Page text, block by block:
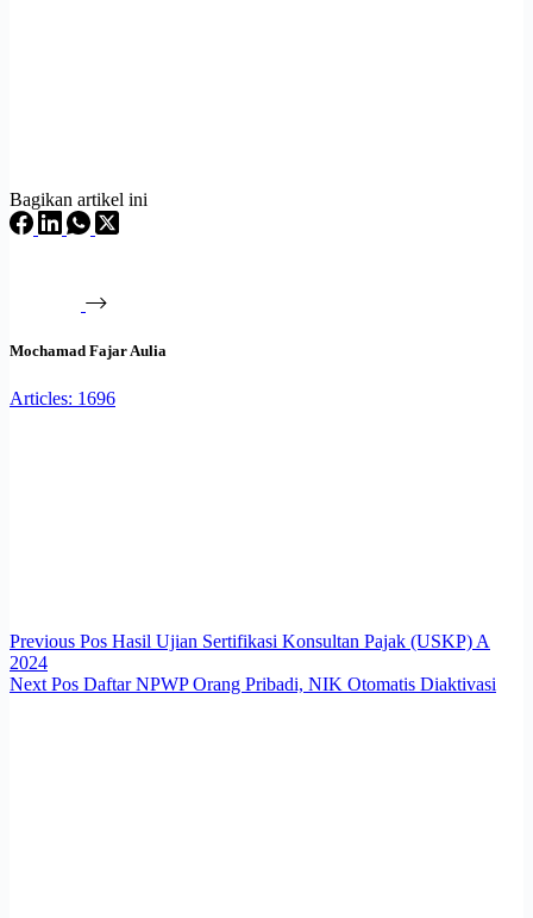
Bagikan artikel ini
Mochamad Fajar Aulia
Articles: 1696
Previous Pos Hasil Ujian Sertifikasi Konsultan Pajak (USKP) A
2024
Next Pos Daftar NPWP Orang Pribadi, NIK Otomatis Diaktivasi